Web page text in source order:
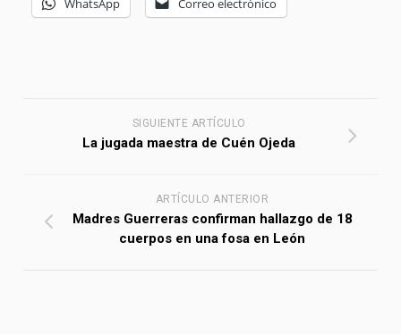
WhatsApp Correo electrónico
SIGUIENTE ARTÍCULO
La jugada maestra de Cuén Ojeda
ARTÍCULO ANTERIOR
Madres Guerreras confirman hallazgo de 18
cuerpos en una fosa en León